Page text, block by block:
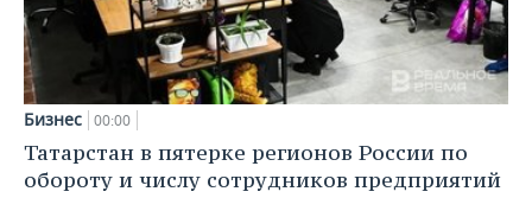
Бизнес 00:00
Татарстан в пятерке регионов России по
обороту и числу сотрудников предприятий